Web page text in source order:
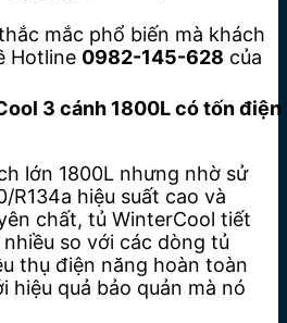
mắc phổ biến mà khách
Hotline 0982-145-628 của
3 cánh 1800L có tốn điện
lớn 1800L nhưng nhờ sử
R134a hiệu suất cao và
chất, tủ WinterCool tiết
so với các dòng tủ
thụ điện năng hoàn toàn
hiệu quả bảo quản mà nó